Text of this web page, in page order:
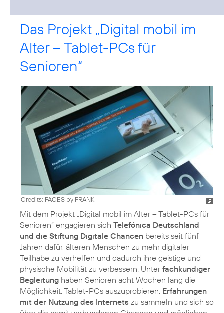
Das Projekt „Digital mobil im
Alter – Tablet-PCs für
Senioren“
Credits: FACES by FRANK
Mit dem Projekt „Digital mobil im Alter – Tablet-PCs für
Senioren“ engagieren sich Telefónica Deutschland
und die Stiftung Digitale Chancen bereits seit fünf
Jahren dafür, älteren Menschen zu mehr digitaler
Teilhabe zu verhelfen und dadurch ihre geistige und
physische Mobilität zu verbessern. Unterfachkundiger
Begleitung haben Senioren acht Wochen lang die
Möglichkeit, Tablet-PCs auszuprobieren, Erfahrungen
mit der Nutzung des Internets zu sammeln und sich so